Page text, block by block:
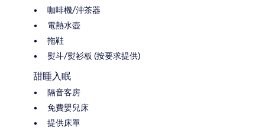
咖啡機/沖茶器
電熱水壺
拖鞋
熨斗/熨衫板 (按要求提供)
甜睡入眠
隔音客房
免費嬰兒床
提供床單